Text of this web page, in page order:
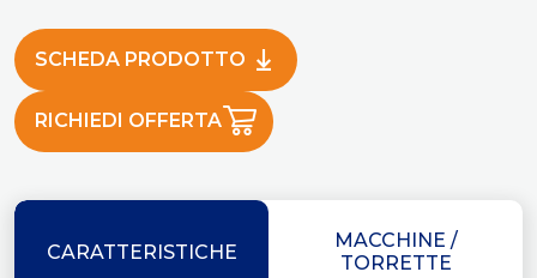
SCHEDA PRODOTTO
RICHIEDI OFFERTA
CARATTERISTICHE
MACCHINE /
TORRETTE